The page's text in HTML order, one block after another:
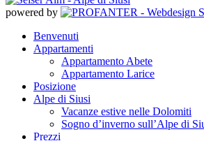
powered by
Benvenuti
Appartamenti
Appartamento Abete
Appartamento Larice
Posizione
Alpe di Siusi
Vacanze estive nelle Dolomiti
Sogno d’inverno sull’Alpe di
Prezzi